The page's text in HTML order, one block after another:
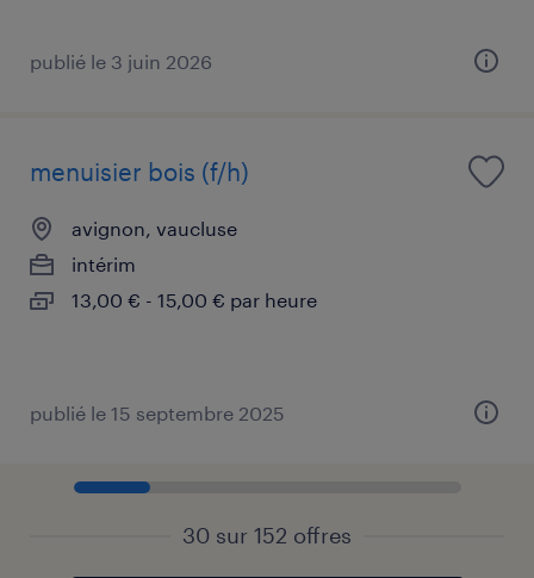
publié le 3 juin 2026
menuisier bois (f/h)
avignon, vaucluse
intérim
13,00 € - 15,00 € par heure
publié le 15 septembre 2025
30 sur 152 offres